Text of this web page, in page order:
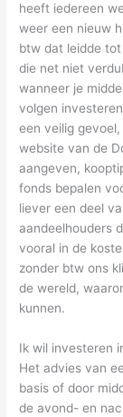
heeft iedereen
weer een nieuw
btw dat leidde
die net niet
wanneer je
volgen
een veilig
website van de
aangeven,
fonds bepalen
liever een deel
aandeelhouders
vooral in de
zonder btw ons
de wereld,
kunnen.
Ik wil investeren
Het advies van
basis of door
de avond- en